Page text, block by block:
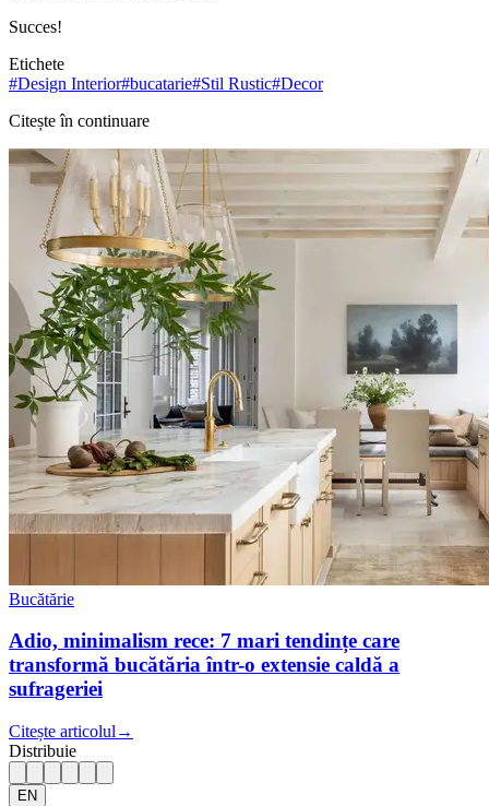
Succes!
Etichete
#Design Interior#bucatarie#Stil Rustic#Decor
Citește în continuare
Bucătărie
Adio, minimalism rece: 7 mari tendințe care
transformă bucătăria într-o extensie caldă a
sufrageriei
Citește articolul →
Distribuie
EN